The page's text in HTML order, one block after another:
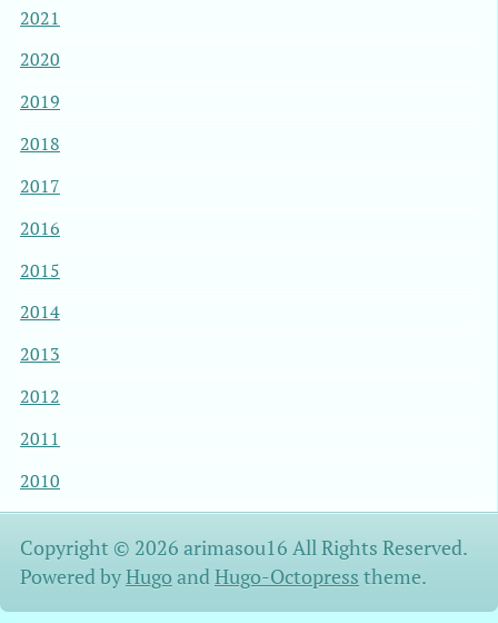
2021
2020
2019
2018
2017
2016
2015
2014
2013
2012
2011
2010
Copyright © 2026 arimasou16 All Rights Reserved.
Powered byHugo andHugo-Octopress theme.